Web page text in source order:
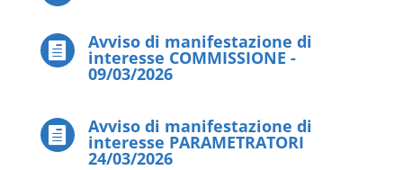
 Avviso di manifestazione di
interesse COMMISSIONE -
09/03/2026
 Avviso di manifestazione di
interesse PARAMETRATORI
24/03/2026